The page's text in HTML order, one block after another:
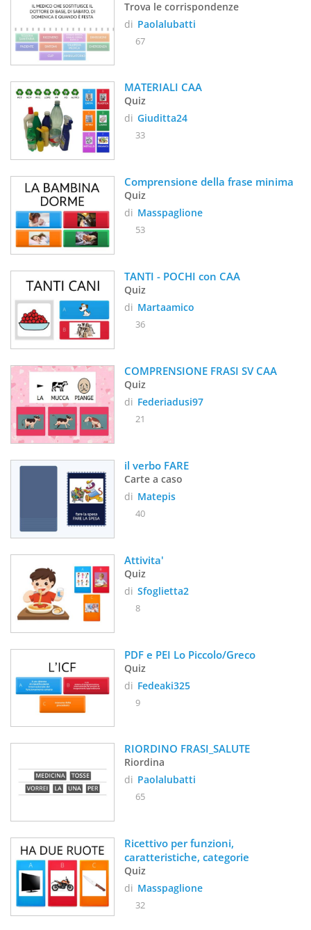
Trova le corrispondenze
di Paolalubatti
67
MATERIALI CAA
Quiz
di Giuditta24
33
Comprensione della frase minima
Quiz
di Masspaglione
53
TANTI - POCHI con CAA
Quiz
di Martaamico
36
COMPRENSIONE FRASI SV CAA
Quiz
di Federiadusi97
21
Carte a caso
di Matepis
40
Attivita'
Quiz
di Sfoglietta2
8
Quiz
di Fedeaki325
9
RIORDINO FRASI_SALUTE
Riordina
di Paolalubatti
65
Ricettivo per funzioni,
caratteristiche, categorie
Quiz
di Masspaglione
32